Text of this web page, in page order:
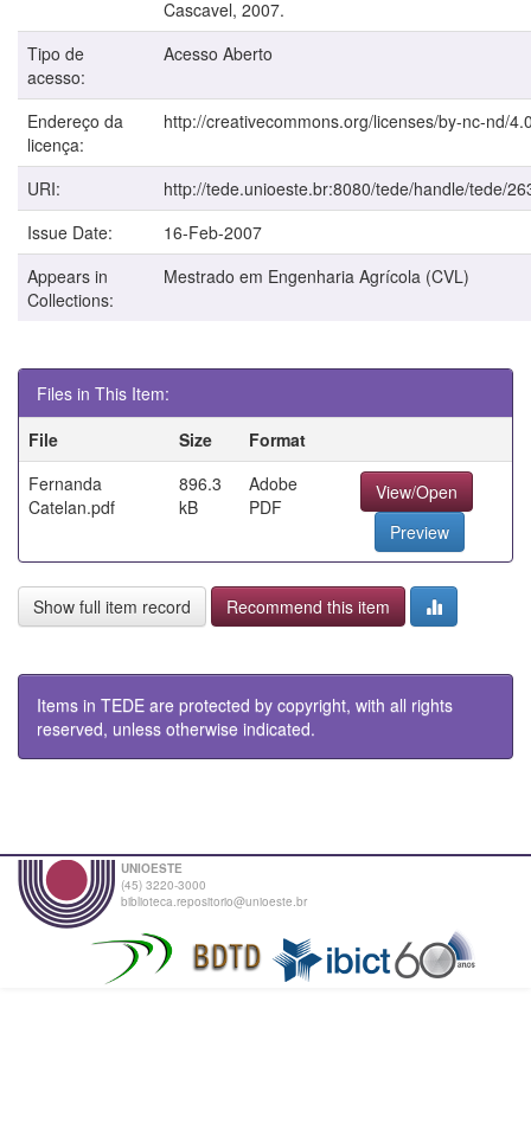
Cascavel, 2007.
Tipo de
acesso:
Acesso Aberto
Endereço da
licença:
http://creativecommons.org/licenses/by-nc-nd/
URI:
http://tede.unioeste.br:8080/tede/handle/tede/
Issue Date:
16-Feb-2007
Appears in
Collections:
Mestrado em Engenharia Agrícola (CVL)
Files in This Item:
File
Size
Format
Fernanda
Catelan.pdf
896.3
kB
Adobe
PDF
View/Open
Preview
Show full item record Recommend this item
Items in TEDE are protected by copyright, with all rights
reserved, unless otherwise indicated.
UNIOESTE
(45) 3220-3000
biblioteca.repositorio@unioeste.br